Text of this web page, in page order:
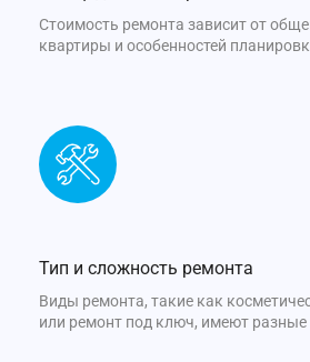
Стоимость ремонта зависит от
квартиры и особенностей
Тип и сложность ремонта
Виды ремонта, такие как
или ремонт под ключ, имеют разные